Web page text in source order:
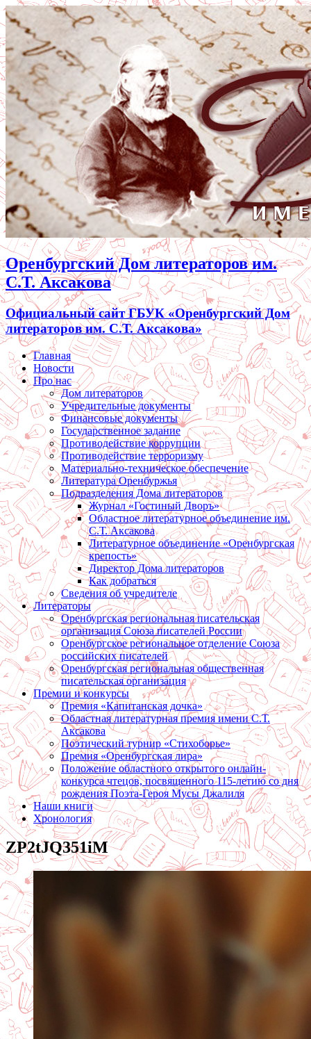
Оренбургский Дом литераторов им.
С.Т. Аксакова
Официальный сайт ГБУК «Оренбургский Дом
литераторов им. С.Т. Аксакова»
Главная
Новости
Про нас
Дом литераторов
Учредительные документы
Финансовые документы
Государственное задание
Противодействие коррупции
Противодействие терроризму
Материально-техническое обеспечение
Литература Оренбуржья
Подразделения Дома литераторов
Журнал «Гостиный Дворъ»
Областное литературное объединение им.
С.Т. Аксакова
Литературное объединение «Оренбургская
крепость»
Директор Дома литераторов
Как добраться
Сведения об учредителе
Литераторы
Оренбургская региональная писательская
организация Союза писателей России
Оренбургское региональное отделение Союза
российских писателей
Оренбургская региональная общественная
писательская организация
Премии и конкурсы
Премия «Капитанская дочка»
Областная литературная премия имени С.Т.
Аксакова
Поэтический турнир «Стихоборье»
Премия «Оренбургская лира»
Положение областного открытого онлайн-
конкурса чтецов, посвященного 115-летию со дня
рождения Поэта-Героя Мусы Джалиля
Наши книги
Хронология
ZP2tJQ351iM